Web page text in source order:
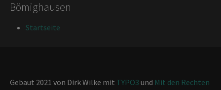
Bömighausen
Startseite
Gebaut 2021 von Dirk Wilke mit TYPO3 und Mit den Rechten